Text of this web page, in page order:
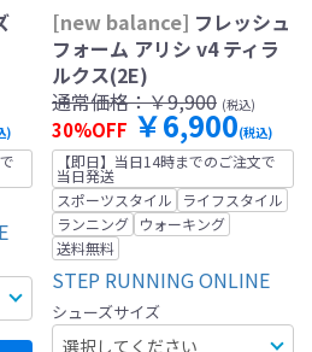
)
[new balance] フレッシュ
フォーム アリシ v4 ティラ
ルクス(2E)
通常価格：￥9,900 (税込)
30%OFF ￥6,900(税込)
【即日】当日14時までのご注文で
当日発送
スポーツスタイル
ライフスタイル
ランニング ウォーキング
送料無料
STEP RUNNING ONLINE
シューズサイズ